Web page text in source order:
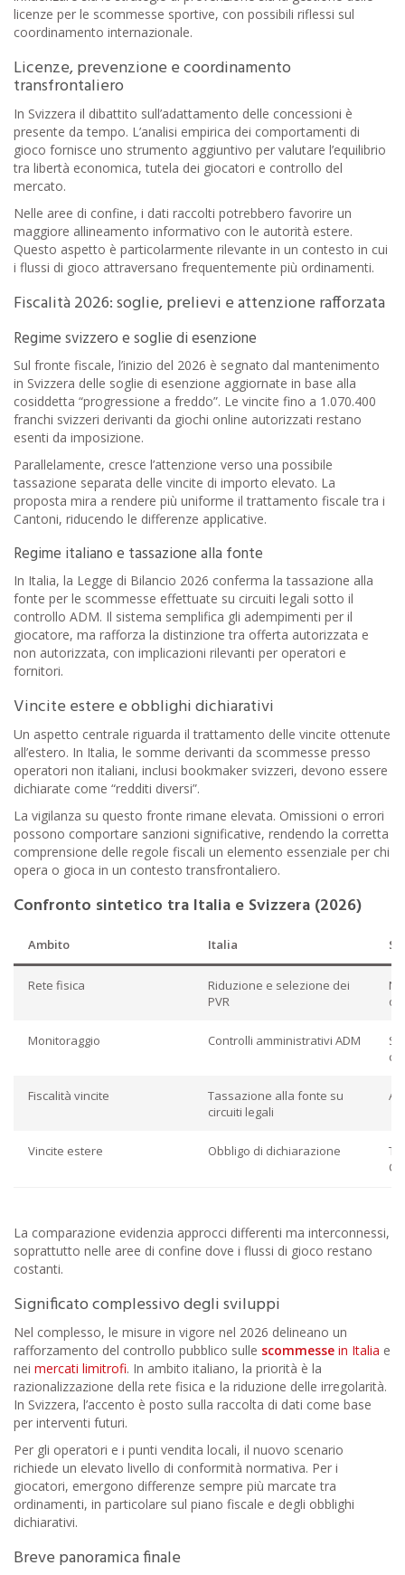
licenze per le scommesse sportive, con possibili riflessi sul
coordinamento internazionale.
Licenze, prevenzione e coordinamento
transfrontaliero
In Svizzera il dibattito sull’adattamento delle concessioni è
presente da tempo. L’analisi empirica dei comportamenti di
gioco fornisce uno strumento aggiuntivo per valutare l’equilibrio
tra libertà economica, tutela dei giocatori e controllo del
mercato.
Nelle aree di confine, i dati raccolti potrebbero favorire un
maggiore allineamento informativo con le autorità estere.
Questo aspetto è particolarmente rilevante in un contesto in cui
i flussi di gioco attraversano frequentemente più ordinamenti.
Fiscalità 2026: soglie, prelievi e attenzione rafforzata
Regime svizzero e soglie di esenzione
Sul fronte fiscale, l’inizio del 2026 è segnato dal mantenimento
in Svizzera delle soglie di esenzione aggiornate in base alla
cosiddetta “progressione a freddo”. Le vincite fino a 1.070.400
franchi svizzeri derivanti da giochi online autorizzati restano
esenti da imposizione.
Parallelamente, cresce l’attenzione verso una possibile
tassazione separata delle vincite di importo elevato. La
proposta mira a rendere più uniforme il trattamento fiscale tra i
Cantoni, riducendo le differenze applicative.
Regime italiano e tassazione alla fonte
In Italia, la Legge di Bilancio 2026 conferma la tassazione alla
fonte per le scommesse effettuate su circuiti legali sotto il
controllo ADM. Il sistema semplifica gli adempimenti per il
giocatore, ma rafforza la distinzione tra offerta autorizzata e
non autorizzata, con implicazioni rilevanti per operatori e
fornitori.
Vincite estere e obblighi dichiarativi
Un aspetto centrale riguarda il trattamento delle vincite ottenute
all’estero. In Italia, le somme derivanti da scommesse presso
operatori non italiani, inclusi bookmaker svizzeri, devono essere
dichiarate come “redditi diversi”.
La vigilanza su questo fronte rimane elevata. Omissioni o errori
possono comportare sanzioni significative, rendendo la corretta
comprensione delle regole fiscali un elemento essenziale per chi
opera o gioca in un contesto transfrontaliero.
Confronto sintetico tra Italia e Svizzera (2026)
Ambito Italia
Rete fisica
Riduzione e selezione dei
PVR
Monitoraggio Controlli amministrativi ADM
Fiscalità vincite
Tassazione alla fonte su
circuiti legali
Vincite estere Obbligo di dichiarazione
La comparazione evidenzia approcci differenti ma interconnessi,
soprattutto nelle aree di confine dove i flussi di gioco restano
costanti.
Significato complessivo degli sviluppi
Nel complesso, le misure in vigore nel 2026 delineano un
rafforzamento del controllo pubblico sulle scommesse in Italia e
nei mercati limitrofi. In ambito italiano, la priorità è la
razionalizzazione della rete fisica e la riduzione delle irregolarità.
In Svizzera, l’accento è posto sulla raccolta di dati come base
per interventi futuri.
Per gli operatori e i punti vendita locali, il nuovo scenario
richiede un elevato livello di conformità normativa. Per i
giocatori, emergono differenze sempre più marcate tra
ordinamenti, in particolare sul piano fiscale e degli obblighi
dichiarativi.
Breve panoramica finale